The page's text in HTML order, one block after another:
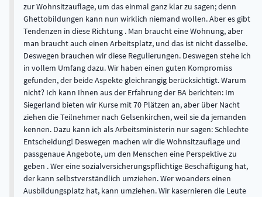
zur Wohnsitzauflage, um das einmal ganz klar zu sagen; denn
Ghettobildungen kann nun wirklich niemand wollen. Aber es gibt
Tendenzen in diese Richtung . Man braucht eine Wohnung, aber
man braucht auch einen Arbeitsplatz, und das ist nicht dasselbe.
Deswegen brauchen wir diese Regulierungen. Deswegen stehe ich
in vollem Umfang dazu. Wir haben einen guten Kompromiss
gefunden, der beide Aspekte gleichrangig berücksichtigt. Warum
nicht? Ich kann Ihnen aus der Erfahrung der BA berichten: Im
Siegerland bieten wir Kurse mit 70 Plätzen an, aber über Nacht
ziehen die Teilnehmer nach Gelsenkirchen, weil sie da jemanden
kennen. Dazu kann ich als Arbeitsministerin nur sagen: Schlechte
Entscheidung! Deswegen machen wir die Wohnsitzauflage und
passgenaue Angebote, um den Menschen eine Perspektive zu
geben . Wer eine sozialversicherungspflichtige Beschäftigung hat,
der kann selbstverständlich umziehen. Wer woanders einen
Ausbildungsplatz hat, kann umziehen. Wir kasernieren die Leute